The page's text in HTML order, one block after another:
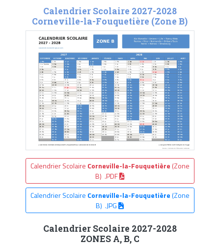
Calendrier Scolaire 2027-2028
Corneville-la-Fouquetière (Zone B)
Calendrier Scolaire Corneville-la-Fouquetière (Zone
B) .PDF
Calendrier Scolaire Corneville-la-Fouquetière(Zone
B) .JPG
Calendrier Scolaire 2027-2028
ZONES A, B, C